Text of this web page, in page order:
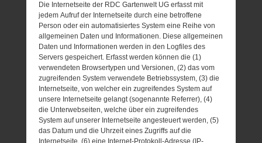
Die Internetseite der RDC Gartenwelt UG erfasst mit
jedem Aufruf der Internetseite durch eine betroffene
Person oder ein automatisiertes System eine Reihe von
allgemeinen Daten und Informationen. Diese allgemeinen
Daten und Informationen werden in den Logfiles des
Servers gespeichert. Erfasst werden können die (1)
verwendeten Browsertypen und Versionen, (2) das vom
zugreifenden System verwendete Betriebssystem, (3) die
Internetseite, von welcher ein zugreifendes System auf
unsere Internetseite gelangt (sogenannte Referrer), (4)
die Unterwebseiten, welche über ein zugreifendes
System auf unserer Internetseite angesteuert werden, (5)
das Datum und die Uhrzeit eines Zugriffs auf die